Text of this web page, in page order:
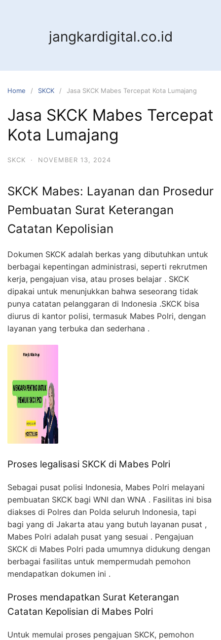
jangkardigital.co.id
Home SKCK Jasa SKCK Mabes Tercepat Kota Lumajang
Jasa SKCK Mabes Tercepat
Kota Lumajang
SKCK · NOVEMBER 13, 2024
SKCK Mabes: Layanan dan Prosedur
Pembuatan Surat Keterangan
Catatan Kepolisian
Dokumen SKCK adalah berkas yang dibutuhkan untuk
berbagai kepentingan administrasi, seperti rekrutmen
kerja, pengajuan visa, atau proses belajar . SKCK
dipakai untuk menunjukkan bahwa seseorang tidak
punya catatan pelanggaran di Indonesia .SKCK bisa
diurus di kantor polisi, termasuk Mabes Polri, dengan
layanan yang terbuka dan sederhana .
Proses legalisasi SKCK di Mabes Polri
Sebagai pusat polisi Indonesia, Mabes Polri melayani
pembuatan SKCK bagi WNI dan WNA . Fasilitas ini bisa
diakses di Polres dan Polda seluruh Indonesia, tapi
bagi yang di Jakarta atau yang butuh layanan pusat ,
Mabes Polri adalah pusat yang sesuai . Pengajuan
SKCK di Mabes Polri pada umumnya didukung dengan
berbagai fasilitas untuk mempermudah pemohon
mendapatkan dokumen ini .
Proses mendapatkan Surat Keterangan
Catatan Kepolisian di Mabes Polri
Untuk memulai proses pengajuan SKCK, pemohon